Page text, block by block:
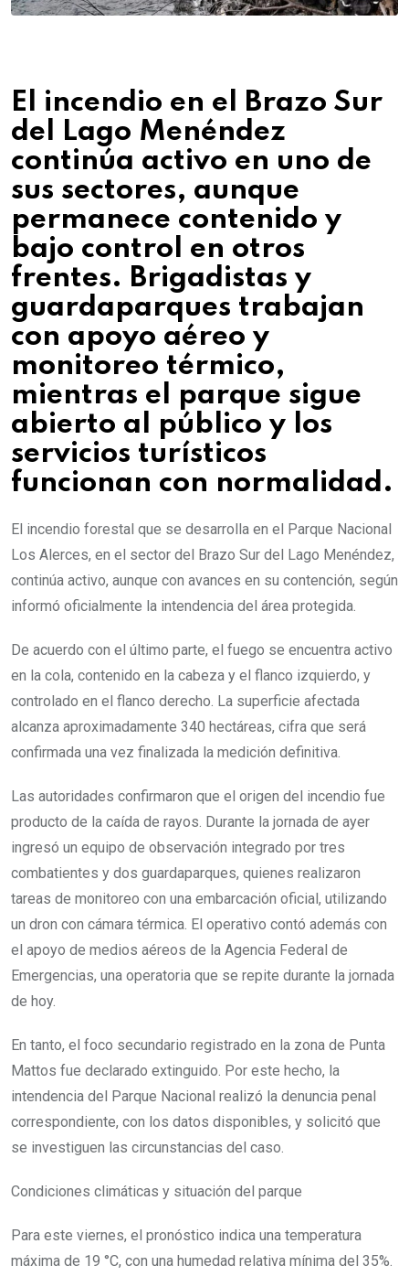
El incendio en el Brazo Sur
del Lago Menéndez
continúa activo en uno de
sus sectores, aunque
permanece contenido y
bajo control en otros
frentes. Brigadistas y
guardaparques trabajan
con apoyo aéreo y
monitoreo térmico,
mientras el parque sigue
abierto al público y los
servicios turísticos
funcionan con normalidad.
El incendio forestal que se desarrolla en el Parque Nacional
Los Alerces, en el sector del Brazo Sur del Lago Menéndez,
continúa activo, aunque con avances en su contención, según
informó oficialmente la intendencia del área protegida.
De acuerdo con el último parte, el fuego se encuentra activo
en la cola, contenido en la cabeza y el flanco izquierdo, y
controlado en el flanco derecho. La superficie afectada
alcanza aproximadamente 340 hectáreas, cifra que será
confirmada una vez finalizada la medición definitiva.
Las autoridades confirmaron que el origen del incendio fue
producto de la caída de rayos. Durante la jornada de ayer
ingresó un equipo de observación integrado por tres
combatientes y dos guardaparques, quienes realizaron
tareas de monitoreo con una embarcación oficial, utilizando
un dron con cámara térmica. El operativo contó además con
el apoyo de medios aéreos de la Agencia Federal de
Emergencias, una operatoria que se repite durante la jornada
de hoy.
En tanto, el foco secundario registrado en la zona de Punta
Mattos fue declarado extinguido. Por este hecho, la
intendencia del Parque Nacional realizó la denuncia penal
correspondiente, con los datos disponibles, y solicitó que
se investiguen las circunstancias del caso.
Condiciones climáticas y situación del parque
Para este viernes, el pronóstico indica una temperatura
máxima de 19 °C, con una humedad relativa mínima del 35%.